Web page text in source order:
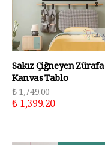
Sakız Çiğneyen Zürafa
Kanvas Tablo
₺ 1,749.00
₺ 1,399.20